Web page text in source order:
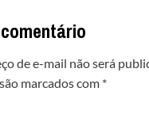
de e-mail não será
marcados com *